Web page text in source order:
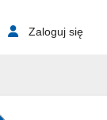
Zaloguj się